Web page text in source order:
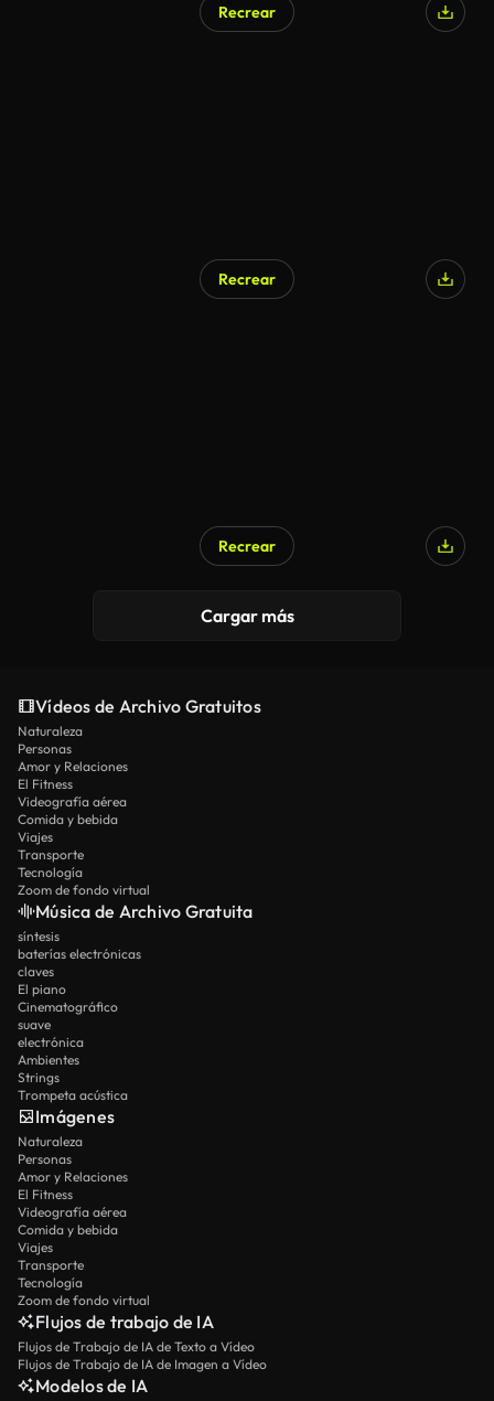
Recrear
Recrear
Recrear
Cargar más
Vídeos de Archivo Gratuitos
Naturaleza
Personas
Amor y Relaciones
El Fitness
Videografía aérea
Comida y bebida
Viajes
Transporte
Tecnología
Zoom de fondo virtual
Música de Archivo Gratuita
síntesis
baterías electrónicas
claves
El piano
Cinematográfico
suave
electrónica
Ambientes
Strings
Trompeta acústica
Imágenes
Naturaleza
Personas
Amor y Relaciones
El Fitness
Videografía aérea
Comida y bebida
Viajes
Transporte
Tecnología
Zoom de fondo virtual
Flujos de trabajo de IA
Flujos de Trabajo de IA de Texto a Vídeo
Flujos de Trabajo de IA de Imagen a Vídeo
Modelos de IA